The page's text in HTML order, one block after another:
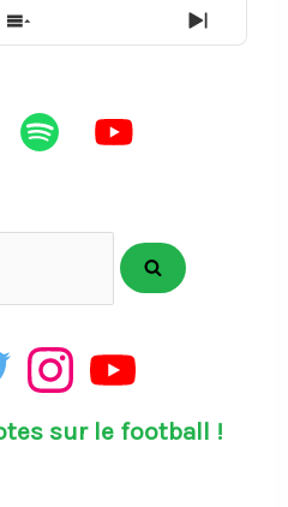
Show
Episodes
Next
Episode
I
n
t
Y
T
sur le football !